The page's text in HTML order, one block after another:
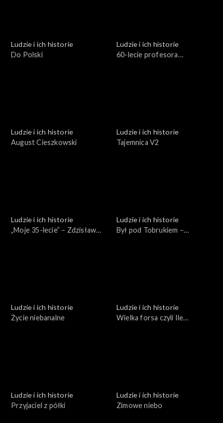
Ludzie i ich historie
Do Polski
Ludzie i ich historie
60-lecie profesora
Ludzie i ich historie
August Cieszkowski
Ludzie i ich historie
Tajemnica V2
Ludzie i ich historie
„Moje 35-lecie” − Zdzisław
Ludzie i ich historie
Był pod Tobrukiem −
Ludzie i ich historie
Życie niebanalne
Ludzie i ich historie
Wielka forsa czyli Ile
Ludzie i ich historie
Przyjaciel z półki
Ludzie i ich historie
Zimowe niebo